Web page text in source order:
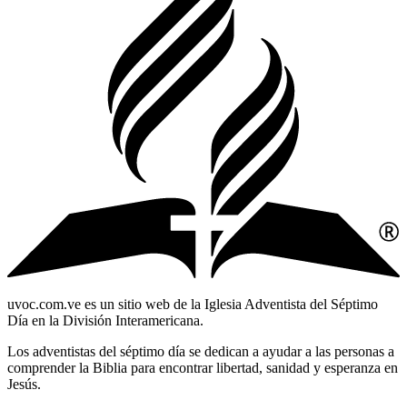
uvoc.com.ve es un sitio web de la Iglesia Adventista del Séptimo
Día en la División Interamericana.
Los adventistas del séptimo día se dedican a ayudar a las personas a
comprender la Biblia para encontrar libertad, sanidad y esperanza en
Jesús.